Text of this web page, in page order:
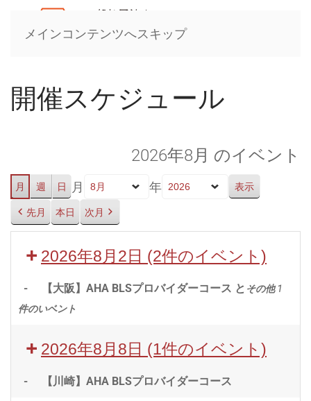
メインコンテンツへスキップ
開催スケジュール
2026年8月 のイベント
月 週 日 月 年
先月 本日 次月
2026年8月2日 (2件のイベント)
- 【大阪】AHA BLSプロバイダーコース と その他 1
件のいベント
2026年8月8日 (1件のイベント)
- 【川崎】AHA BLSプロバイダーコース